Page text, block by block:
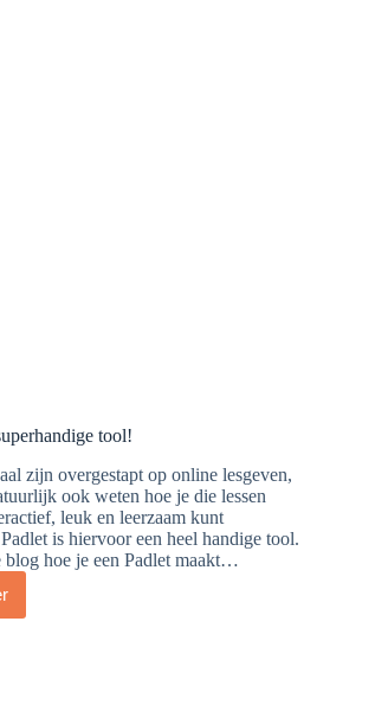
tool!
zijn overgestapt op online lesgeven,
ook weten hoe je die lessen
leuk en leerzaam kunt
is hiervoor een heel handige tool.
blog hoe je een Padlet maakt…